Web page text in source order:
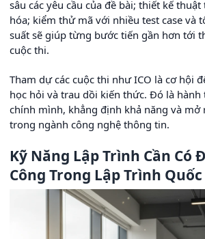
sâu các yêu cầu của đề bài; thiết kế
hóa; kiểm thử mã với nhiều test case và
suất sẽ giúp từng bước tiến gần hơn tới
cuộc thi.
Tham dự các cuộc thi như ICO là cơ hội
học hỏi và trau dồi kiến thức. Đó là
chính mình, khẳng định khả năng và mở
trong ngành công nghệ thông tin.
Kỹ Năng Lập Trình Cần Có
Công Trong Lập Trình Quốc